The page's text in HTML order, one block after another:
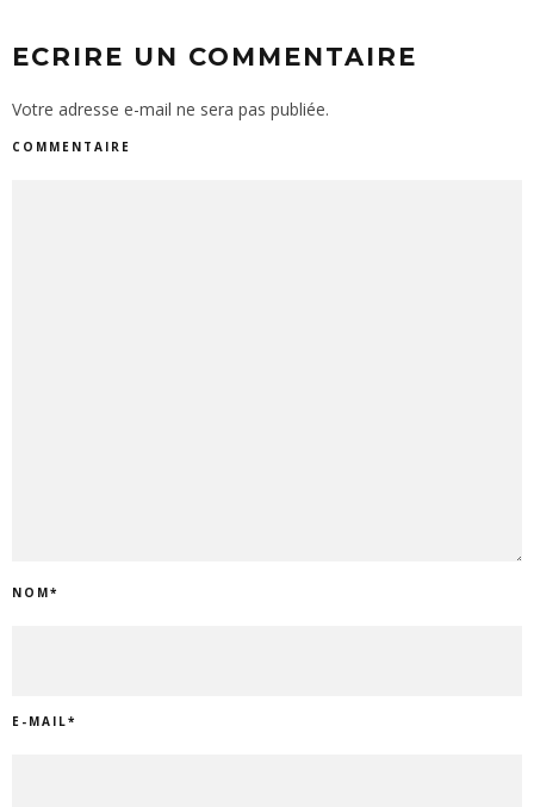
ECRIRE UN COMMENTAIRE
Votre adresse e-mail ne sera pas publiée.
COMMENTAIRE
NOM*
E-MAIL*